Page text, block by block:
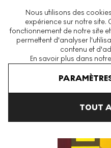
Nous utilisons des
expérience sur notre site.
fonctionnement de notre site
permettent d'analyser
contenu et
En savoir plus dans notre
TOUT
La plus grande plateforme
modernes et
Victor Vasarely